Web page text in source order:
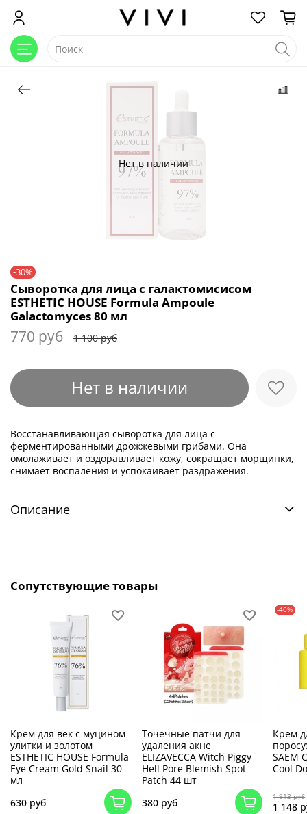
Нет в наличии
-30%
Сыворотка для лица с галактомисисом
ESTHETIC HOUSE Formula Ampoule
Galactomyces 80 мл
770 руб 1 100 руб
Нет в наличии
Восстанавливающая сыворотка для лица с
ферментированными дрожжевыми грибами. Она
омолаживает и оздоравливает кожу, сокращает морщинки,
снимает воспаления и успокаивает раздражения.
Описание
Сопутствующие товары
Крем для век с муцином
улитки и золотом
ESTHETIC HOUSE Formula
Eye Cream Gold Snail 30
мл
630 руб
Точечные патчи для
удаления акне
ELIZAVECCA Witch Piggy
Hell Pore Blemish Spot
Patch 44 шт
380 руб
-40%
Крем
SAEM
Cool
1 913 руб
1 148